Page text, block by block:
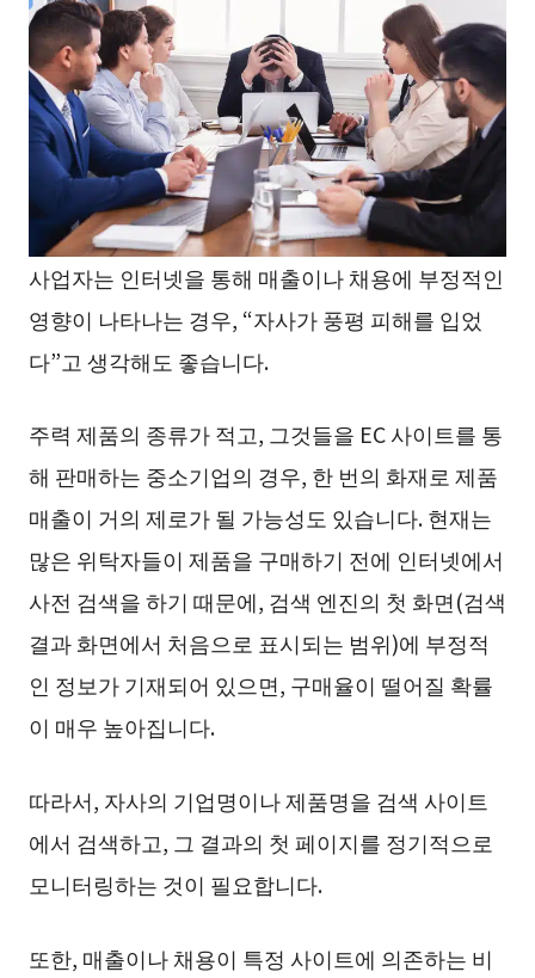
사업자는 인터넷을 통해 매출이나 채용에 부정적인
영향이 나타나는 경우, “자사가 풍평 피해를 입었
다”고 생각해도 좋습니다.
주력 제품의 종류가 적고, 그것들을 EC 사이트를 통
해 판매하는 중소기업의 경우, 한 번의 화재로 제품
매출이 거의 제로가 될 가능성도 있습니다. 현재는
많은 위탁자들이 제품을 구매하기 전에 인터넷에서
사전 검색을 하기 때문에, 검색 엔진의 첫 화면(검색
결과 화면에서 처음으로 표시되는 범위)에 부정적
인 정보가 기재되어 있으면, 구매율이 떨어질 확률
이 매우 높아집니다.
따라서, 자사의 기업명이나 제품명을 검색 사이트
에서 검색하고, 그 결과의 첫 페이지를 정기적으로
모니터링하는 것이 필요합니다.
또한, 매출이나 채용이 특정 사이트에 의존하는 비